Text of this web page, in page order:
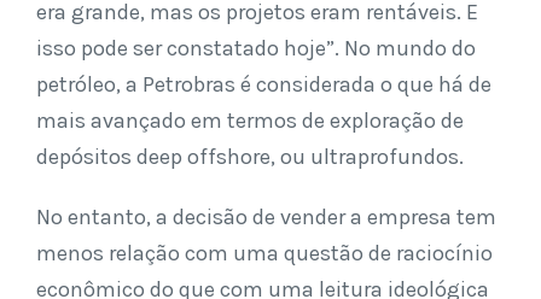
era grande, mas os projetos eram rentáveis. E
isso pode ser constatado hoje”. No mundo do
petróleo, a Petrobras é considerada o que há de
mais avançado em termos de exploração de
depósitos deep offshore, ou ultraprofundos.
No entanto, a decisão de vender a empresa tem
menos relação com uma questão de raciocínio
econômico do que com uma leitura ideológica